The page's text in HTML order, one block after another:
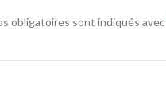
obligatoires sont indiqués avec